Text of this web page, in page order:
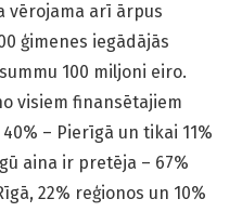
vērojama arī ārpus
ģimenes iegādājās
100 miljoni eiro.
visiem finansētajiem
– Pierīgā un tikai 11%
aina ir pretēja – 67%
22% reģionos un 10%